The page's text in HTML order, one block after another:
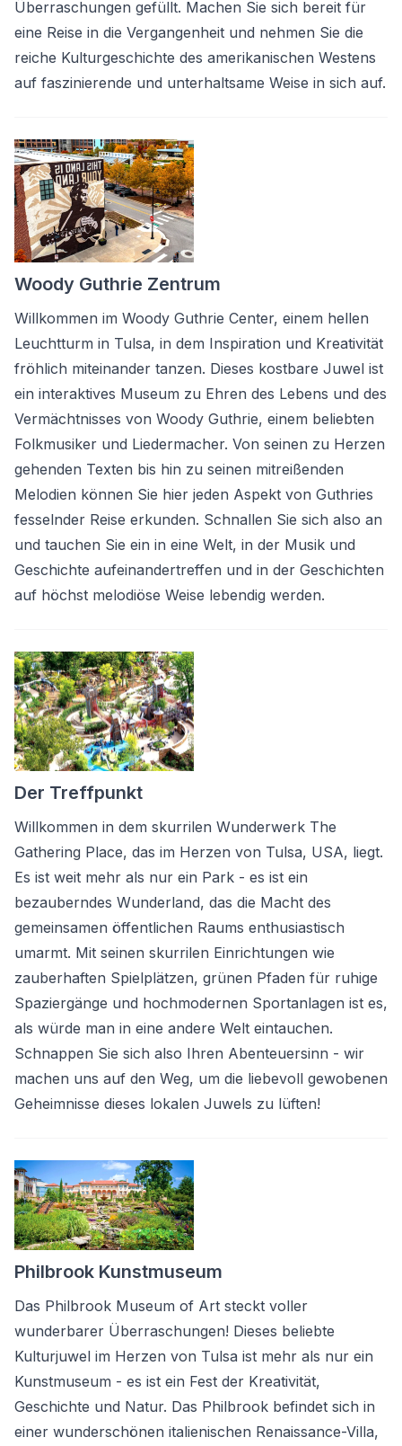
Überraschungen gefüllt. Machen Sie sich bereit für
eine Reise in die Vergangenheit und nehmen Sie die
reiche Kulturgeschichte des amerikanischen Westens
auf faszinierende und unterhaltsame Weise in sich auf.
Woody Guthrie Zentrum
Willkommen im Woody Guthrie Center, einem hellen
Leuchtturm in Tulsa, in dem Inspiration und Kreativität
fröhlich miteinander tanzen. Dieses kostbare Juwel ist
ein interaktives Museum zu Ehren des Lebens und des
Vermächtnisses von Woody Guthrie, einem beliebten
Folkmusiker und Liedermacher. Von seinen zu Herzen
gehenden Texten bis hin zu seinen mitreißenden
Melodien können Sie hier jeden Aspekt von Guthries
fesselnder Reise erkunden. Schnallen Sie sich also an
und tauchen Sie ein in eine Welt, in der Musik und
Geschichte aufeinandertreffen und in der Geschichten
auf höchst melodiöse Weise lebendig werden.
Der Treffpunkt
Willkommen in dem skurrilen Wunderwerk The
Gathering Place, das im Herzen von Tulsa, USA, liegt.
Es ist weit mehr als nur ein Park - es ist ein
bezauberndes Wunderland, das die Macht des
gemeinsamen öffentlichen Raums enthusiastisch
umarmt. Mit seinen skurrilen Einrichtungen wie
zauberhaften Spielplätzen, grünen Pfaden für ruhige
Spaziergänge und hochmodernen Sportanlagen ist es,
als würde man in eine andere Welt eintauchen.
Schnappen Sie sich also Ihren Abenteuersinn - wir
machen uns auf den Weg, um die liebevoll gewobenen
Geheimnisse dieses lokalen Juwels zu lüften!
Philbrook Kunstmuseum
Das Philbrook Museum of Art steckt voller
wunderbarer Überraschungen! Dieses beliebte
Kulturjuwel im Herzen von Tulsa ist mehr als nur ein
Kunstmuseum - es ist ein Fest der Kreativität,
Geschichte und Natur. Das Philbrook befindet sich in
einer wunderschönen italienischen Renaissance-Villa,